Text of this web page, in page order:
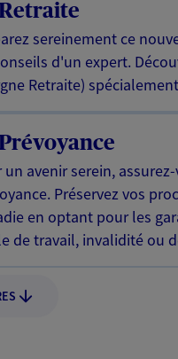
sereinement ce
d'un expert.
Retraite)
un avenir serein,
Préservez vos
en optant pour les
de travail, invalidité ou